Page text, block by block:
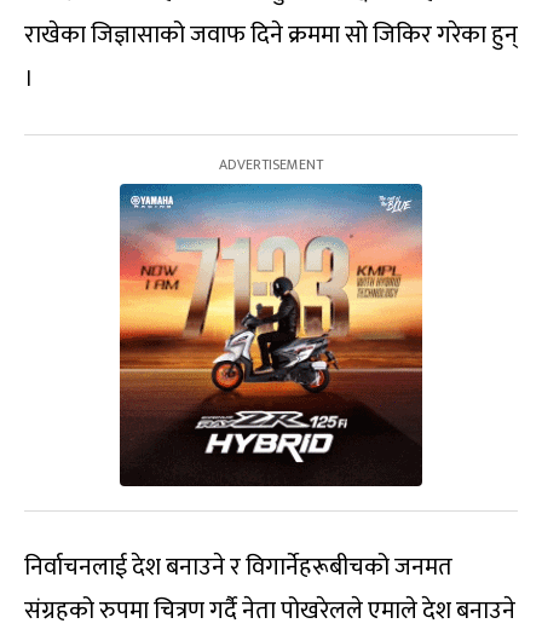
राखेका जिज्ञासाको जवाफ दिने क्रममा सो जिकिर गरेका हुन्
।
निर्वाचनलाई देश बनाउने र विगार्नेहरूबीचको जनमत
संग्रहको रुपमा चित्रण गर्दै नेता पोखरेलले एमाले देश बनाउने